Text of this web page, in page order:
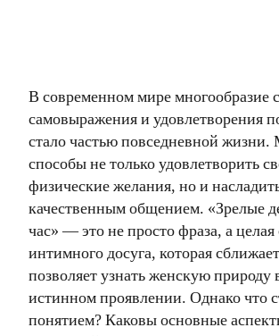
В современном мире многообразие
самовыражения и удовлетворения
стало частью повседневной
способы не только удовлетворить
физические желания, но и
качественным общением. «Зрелые
час» — это не просто фраза, а целая
интимного досуга, которая
позволяет узнать женскую природу
истинном проявлении. Однако что
понятием? Каковы основные